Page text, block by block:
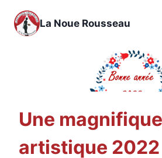
contenu
La Noue Rousseau
Une
artistique 2022